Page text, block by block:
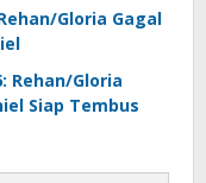
Gloria Gagal
Rehan/Gloria
Siap Tembus